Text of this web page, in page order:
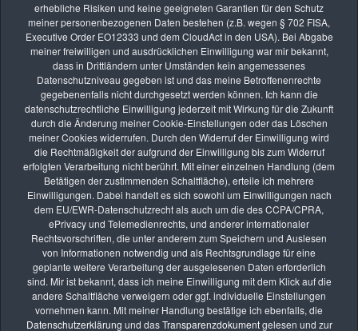
erhebliche Risiken und keine geeigneten Garantien für den Schutz
meiner personenbezogenen Daten bestehen (z.B. wegen § 702 FISA,
Executive Order EO12333 und dem CloudAct in den USA). Bei Abgabe
meiner freiwilligen und ausdrücklichen Einwilligung war mir bekannt,
dass in Drittländern unter Umständen kein angemessenes
Datenschutzniveau gegeben ist und das meine Betroffenenrechte
gegebenenfalls nicht durchgesetzt werden können. Ich kann die
datenschutzrechtliche Einwilligung jederzeit mit Wirkung für die Zukunft
durch die Änderung meiner Cookie-Einstellungen oder das Löschen
meiner Cookies widerrufen. Durch den Widerruf der Einwilligung wird
die Rechtmäßigkeit der aufgrund der Einwilligung bis zum Widerruf
erfolgten Verarbeitung nicht berührt. Mit einer einzelnen Handlung (dem
Betätigen der zustimmenden Schaltfläche), erteile ich mehrere
Einwilligungen. Dabei handelt es sich sowohl um Einwilligungen nach
dem EU/EWR-Datenschutzrecht als auch um die des CCPA/CPRA,
ePrivacy und Telemedienrechts, und anderer internationaler
Rechtsvorschriften, die unter anderem zum Speichern und Auslesen
von Informationen notwendig und als Rechtsgrundlage für eine
geplante weitere Verarbeitung der ausgelesenen Daten erforderlich
sind. Mir ist bekannt, dass ich meine Einwilligung mit dem Klick auf die
andere Schaltfläche verweigern oder ggf. individuelle Einstellungen
vornehmen kann. Mit meiner Handlung bestätige ich ebenfalls, die
Datenschutzerklärung und dasTransparenzdokumentgelesen und zur
AUG.
08
Fotoexkursion: „Insektenschutz ist Umweltschutz“ –
Insektenfotografie im Mallertshofer Holz
vhs Kurse
AUG.
26
Online-Kurs: Lernen durch Bildbesprechung
vhs Kurse
SEP.
09
Online-Kurs: Lernen durch Bildbesprechung
vhs Kurse